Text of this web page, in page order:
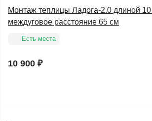
Монтаж теплицы Ладога-2.0 длиной 10
междуговое расстояние 65 см
Есть места
10 900 ₽